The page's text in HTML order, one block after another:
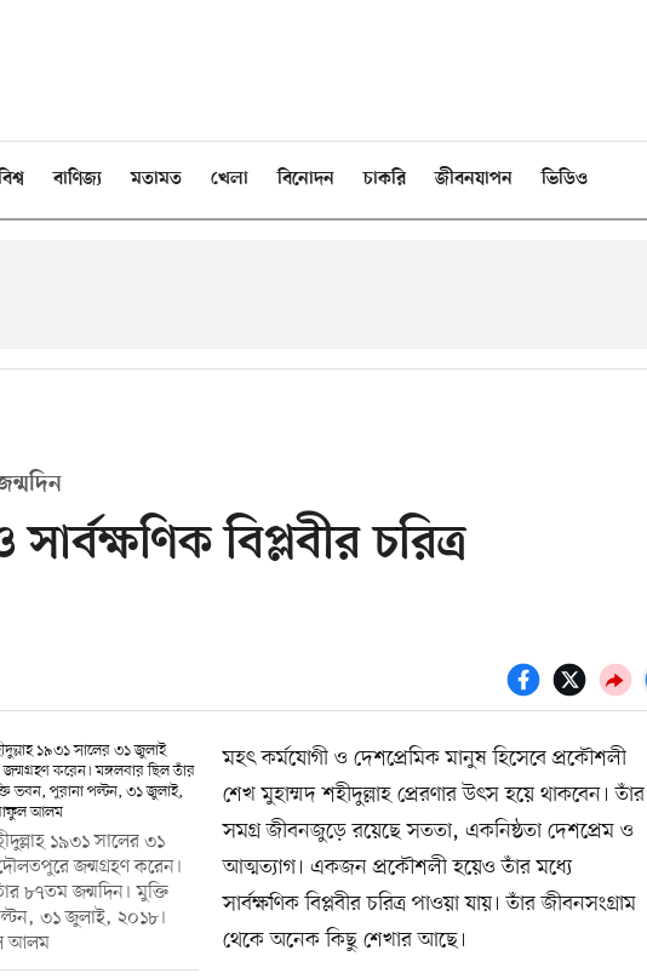
বাণিজ্য মতামত খেলা বিনোদন চাকরি জীবনযাপন ভিডিও
বিপ্লবীর চরিত্র
১৯৩১ সালের ৩১
জন্মগ্রহণ করেন।
৮৭তম জন্মদিন। মুক্তি
৩১ জুলাই, ২০১৮।
আলম
মহৎ কর্মযোগী ও দেশপ্রেমিক মানুষ হিসেবে প্রকৌশলী
শেখ মুহাম্মদ শহীদুল্লাহ প্রেরণার উৎস হয়ে থাকবেন। তাঁর
সমগ্র জীবনজুড়ে রয়েছে সততা, একনিষ্ঠতা দেশপ্রেম ও
আত্মত্যাগ। একজন প্রকৌশলী হয়েও তাঁর মধ্যে
সার্বক্ষণিক বিপ্লবীর চরিত্র পাওয়া যায়। তাঁর জীবনসংগ্রাম
থেকে অনেক কিছু শেখার আছে।